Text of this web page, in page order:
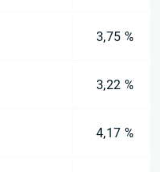
3,75 %
3,22 %
4,17 %